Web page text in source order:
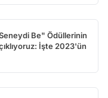
Be" Ödüllerinin
İşte 2023'ün